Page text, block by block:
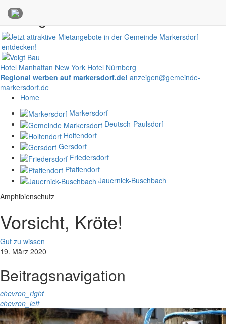
Anzeigen
Hotel Manhattan New York Hotel Nürnberg
Regional werben auf markersdorf.de! anzeigen@gemeinde-
markersdorf.de
Home
Markersdorf
Deutsch-Paulsdorf
Holtendorf
Gersdorf
Friedersdorf
Pfaffendorf
Jauernick-Buschbach
Amphibienschutz
Vorsicht, Kröte!
Gut zu wissen
19. März 2020
Beitragsnavigation
chevron_right
chevron_left